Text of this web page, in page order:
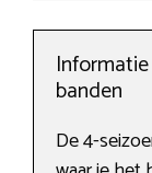
banden
De 4-